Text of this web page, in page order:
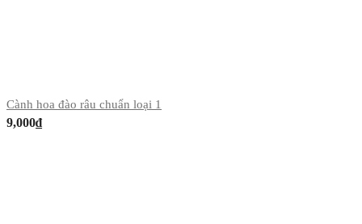
Cành hoa đào râu chuẩn loại 1
9,000₫